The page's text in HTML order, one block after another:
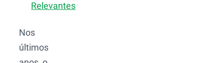
Relevantes
Nos
últimos